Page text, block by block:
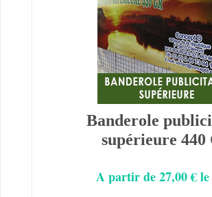
Banderole
supérieure 440
A partir de 27,00 €